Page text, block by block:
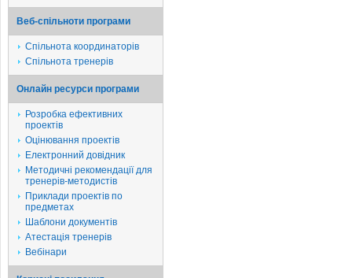
Веб-спільноти програми
Спільнота координаторів
Спільнота тренерів
Онлайн ресурси програми
Розробка ефективних
проектів
Оцінювання проектів
Електронний довідник
Методичні рекомендації для
тренерів-методистів
Приклади проектів по
предметах
Шаблони документів
Атестація тренерів
Вебінари